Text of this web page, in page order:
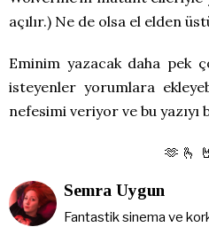
açılır.) Ne de olsa el elden
Eminim yazacak daha pek
isteyenler yorumlara
nefesimi veriyor ve bu
🫶 🫰
Semra Uygun
Fantastik sinema ve